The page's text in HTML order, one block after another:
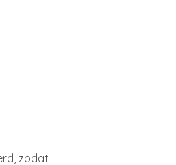
zodat